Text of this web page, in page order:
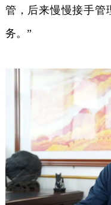
管，后来慢慢接手管
务。”